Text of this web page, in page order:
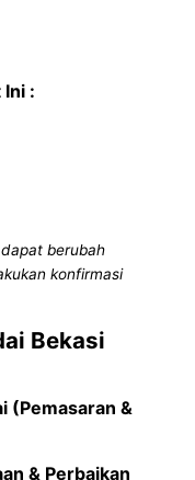
:
berubah
konfirmasi
Bekasi
(Pemasaran &
& Perbaikan